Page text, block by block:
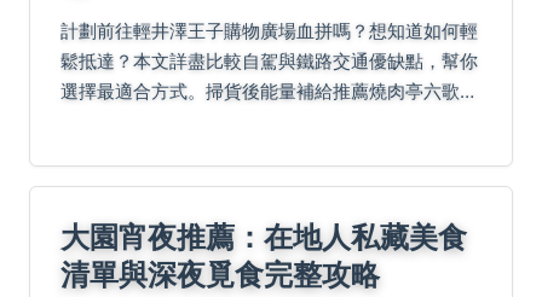
計劃前往輕井澤王子購物廣場血拼嗎？想知道如何輕
鬆抵達？本文詳盡比較自駕與鐵路交通優缺點，幫你
選擇最適合方式。掃貨後能量補給推薦燒肉亭六歌仙
大園宵夜推薦：在地人私藏美食
清單與深夜覓食完整攻略